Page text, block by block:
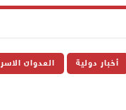
أخبار دولية العدوان